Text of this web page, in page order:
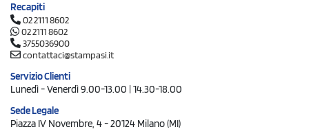
Recapiti
02 2111 8602
02 2111 8602
3755036900
contattaci@stampasi.it
Servizio Clienti
Lunedì - Venerdì 9.00-13.00 | 14.30-18.00
Sede Legale
Piazza IV Novembre, 4 - 20124 Milano (MI)